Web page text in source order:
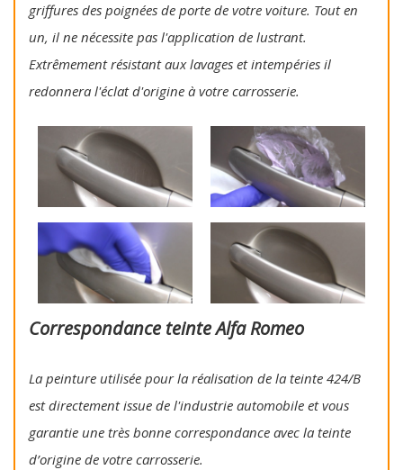
griffures des poignées de porte de votre voiture. Tout en
un, il ne nécessite pas l'application de lustrant.
Extrêmement résistant aux lavages et intempéries il
redonnera l'éclat d'origine à votre carrosserie.
Correspondance teinte Alfa Romeo
La peinture utilisée pour la réalisation de la teinte 424/B
est directement issue de l'industrie automobile et vous
garantie une très bonne correspondance avec la teinte
d’origine de votre carrosserie.